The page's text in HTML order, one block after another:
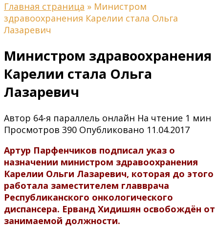
Главная страница » Министром
здравоохранения Карелии стала Ольга
Лазаревич
Министром здравоохранения
Карелии стала Ольга
Лазаревич
Автор 64-я параллель онлайн На чтение 1 мин
Просмотров 390 Опубликовано 11.04.2017
Артур Парфенчиков подписал указ о
назначении министром здравоохранения
Карелии Ольги Лазаревич, которая до этого
работала заместителем главврача
Республиканского онкологического
диспансера. Ерванд Хидишян освобождён от
занимаемой должности.